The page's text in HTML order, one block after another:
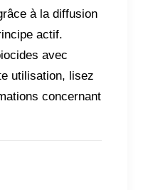
à la diffusion
actif.
avec
utilisation, lisez
concernant